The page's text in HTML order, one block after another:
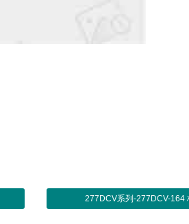
277DCV系列-277DCV-164